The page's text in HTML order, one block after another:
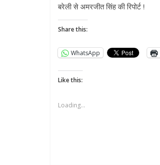
बरेली से अमरजीत सिंह की रिपोर्ट !
Share this:
WhatsApp
Like this:
Loading...